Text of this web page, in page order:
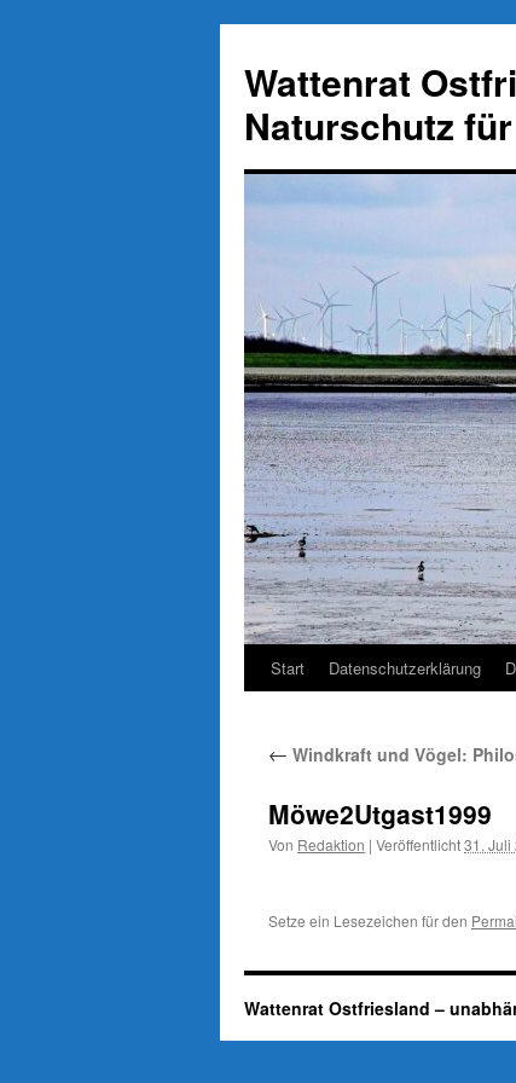
springen
Wattenrat
Naturschutz
Start Datenschutzerklärung
← Windkraft und Vögel:
Möwe2Utgast1999
Von Redaktion | Veröffentlicht31. Juli
Setze ein Lesezeichen für den
Wattenrat Ostfriesland –